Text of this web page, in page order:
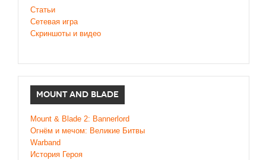
Статьи
Сетевая игра
Скриншоты и видео
MOUNT AND BLADE
Mount & Blade 2: Bannerlord
Огнём и мечом: Великие Битвы
Warband
История Героя